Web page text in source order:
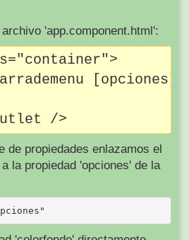
'app.component.html':
de propiedades enlazamos el
la propiedad 'opciones' de la